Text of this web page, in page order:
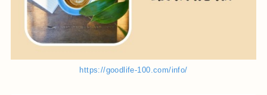
https://goodlife-100.com/info/